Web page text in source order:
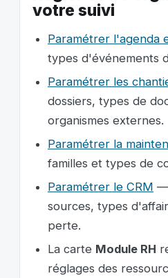
votre suivi
Paramétrer l'agenda
types d'événements
Paramétrer les
dossiers, types de
organismes externes.
Paramétrer la
familles et types de
Paramétrer le CRM —
sources, types
perte.
La carte Module RH
réglages des